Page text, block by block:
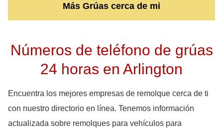
Más Grúas cerca de mi
Números de teléfono de grúas
24 horas en Arlington
Encuentra los mejores empresas de remolque cerca de ti
con nuestro directorio en línea. Tenemos información
actualizada sobre remolques para vehículos para